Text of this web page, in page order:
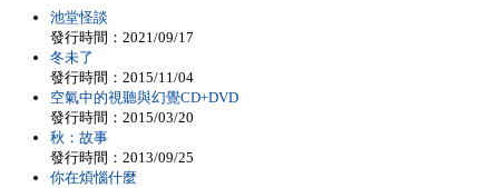
池堂怪談
發行時間：2021/09/17
冬未了
發行時間：2015/11/04
空氣中的視聽與幻覺CD+DVD
發行時間：2015/03/20
秋：故事
發行時間：2013/09/25
你在煩惱什麼